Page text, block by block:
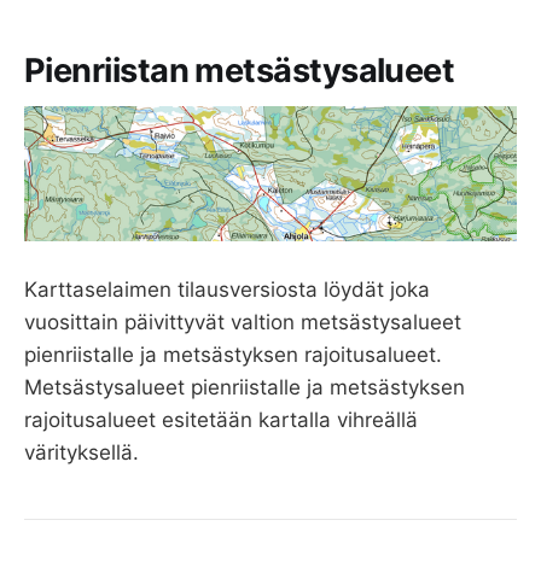
Pienriistan metsästysalueet
Karttaselaimen tilausversiosta löydät joka
vuosittain päivittyvät valtion metsästysalueet
pienriistalle ja metsästyksen rajoitusalueet.
Metsästysalueet pienriistalle ja metsästyksen
rajoitusalueet esitetään kartalla vihreällä
värityksellä.